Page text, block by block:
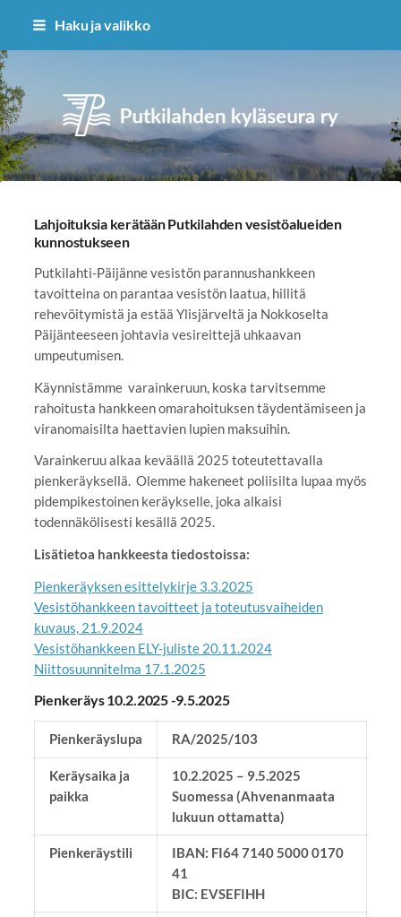
Siirry
Haku ja valikko
Putkilahden kyläseura ry
Lahjoituksia kerätään Putkilahden vesistöalueiden
kunnostukseen
Putkilahti-Päijänne vesistön parannushankkeen
tavoitteina on parantaa vesistön laatua, hillitä
rehevöitymistä ja estää Ylisjärveltä ja Nokkoselta
Päijänteeseen johtavia vesireittejä uhkaavan
umpeutumisen.
Käynnistämme varainkeruun, koska tarvitsemme
rahoitusta hankkeen omarahoituksen täydentämiseen ja
viranomaisilta haettavien lupien maksuihin.
Varainkeruu alkaa keväällä 2025 toteutettavalla
pienkeräyksellä. Olemme hakeneet poliisilta lupaa myös
pidempikestoinen keräykselle, joka alkaisi
todennäkölisesti kesällä 2025.
Lisätietoa hankkeesta tiedostoissa:
Pienkeräyksen esittelykirje 3.3.2025
Vesistöhankkeen tavoitteet ja toteutusvaiheiden
kuvaus, 21.9.2024
Vesistöhankkeen ELY-juliste 20.11.2024
Niittosuunnitelma 17.1.2025
Pienkeräys 10.2.2025 -9.5.2025
Pienkeräyslupa RA/2025/103
Keräysaika ja
paikka
10.2.2025 – 9.5.2025
Suomessa (Ahvenanmaata
lukuun ottamatta)
Pienkeräystili
IBAN: FI64 7140 5000 0170
41
BIC: EVSEFIHH